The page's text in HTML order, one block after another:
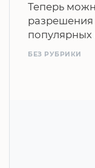
Теперь
разрешения
популярных
БЕЗ РУБРИКИ